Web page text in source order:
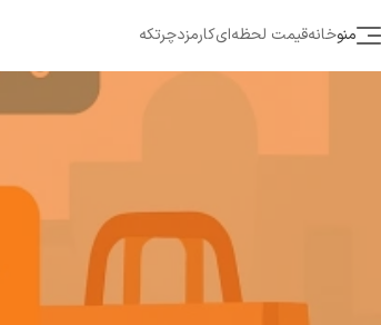
چرتکهکارمزدقیمت لحظه‌ایخانهمنو